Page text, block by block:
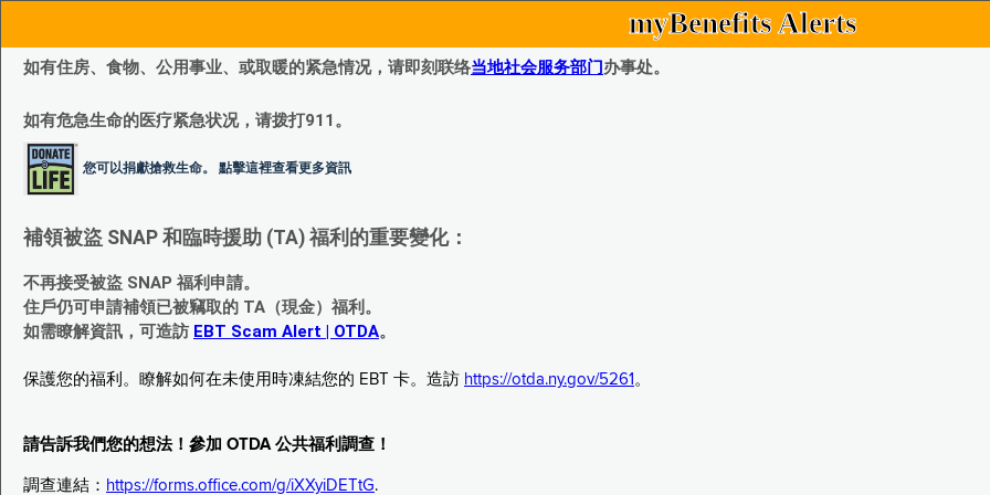
myBenefits Alerts
如有住房、食物、公用事业、或取暖的紧急情况，请即刻联络当地社会服务部门办事处。
如有危急生命的医疗紧急状况，请拨打911。
您可以捐獻搶救生命。 點擊這裡查看更多資訊
補領被盜 SNAP 和臨時援助 (TA) 福利的重要變化：
不再接受被盜 SNAP 福利申請。
住戶仍可申請補領已被竊取的 TA（現金）福利。
如需瞭解資訊，可造訪 EBT Scam Alert | OTDA。
保護您的福利。瞭解如何在未使用時凍結您的 EBT 卡。造訪 https://otda.ny.gov/5261 。
請告訴我們您的想法！參加 OTDA 公共福利調查！
調查連結： https://forms.office.com/g/iXXyiDETtG.